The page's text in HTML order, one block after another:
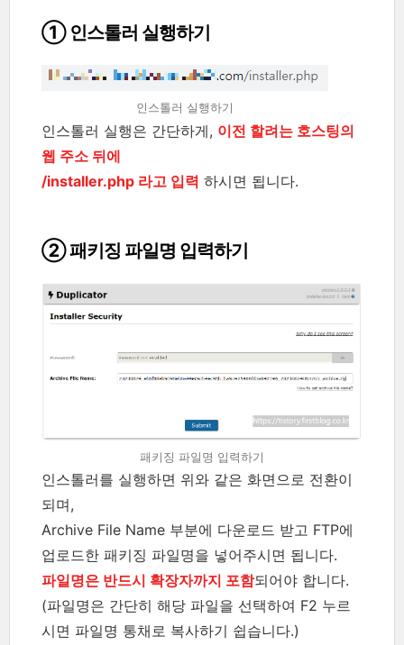
① 인스톨러 실행하기
인스톨러 실행하기
인스톨러 실행은 간단하게, 이전 할려는 호스팅의
웹 주소 뒤에
/installer.php 라고 입력 하시면 됩니다.
② 패키징 파일명 입력하기
패키징 파일명 입력하기
인스톨러를 실행하면 위와 같은 화면으로 전환이
되며,
Archive File Name 부분에 다운로드 받고 FTP에
업로드한 패키징 파일명을 넣어주시면 됩니다.
파일명은 반드시 확장자까지 포함되어야 합니다.
(파일명은 간단히 해당 파일을 선택하여 F2 누르
시면 파일명 통채로 복사하기 쉽습니다.)